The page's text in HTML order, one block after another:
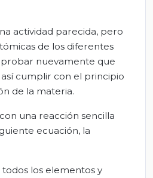
actividad parecida, pero
de los diferentes
nuevamente que
cumplir con el principio
de la materia.
una reacción sencilla
ecuación, la
los elementos y